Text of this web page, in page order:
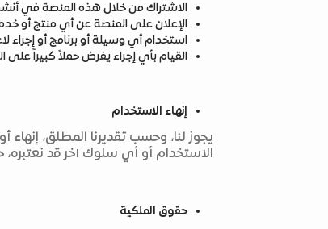
الاشتراك من خلال هذه المنصة في
الإعلان على المنصة عن أي منتج أو
استخدام أي وسيلة أو برنامج أو إجراء
القيام بأي إجراء يفرض حملاً كبيراً على
إنهاء الاستخدام
يجوز لنا، وحسب تقديرنا المطلق،
الاستخدام أو أي سلوك آخر قد نعتبره،
حقوق الملكية